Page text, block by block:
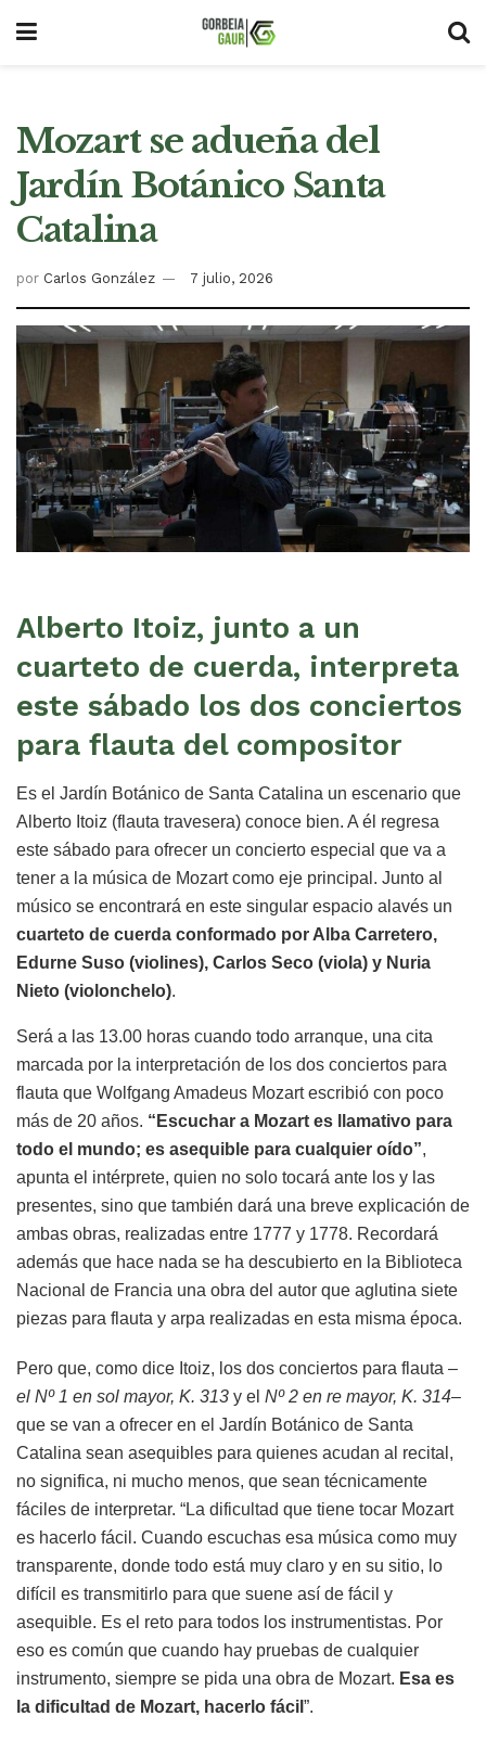
Mozart se adueña del
Jardín Botánico Santa
Catalina
por Carlos González 7 julio, 2026
Alberto Itoiz, junto a un
cuarteto de cuerda, interpreta
este sábado los dos conciertos
para flauta del compositor
Es el Jardín Botánico de Santa Catalina un escenario que
Alberto Itoiz (flauta travesera) conoce bien. A él regresa
este sábado para ofrecer un concierto especial que va a
tener a la música de Mozart como eje principal. Junto al
músico se encontrará en este singular espacio alavés un
cuarteto de cuerda conformado por Alba Carretero,
Edurne Suso (violines), Carlos Seco (viola) y Nuria
Nieto (violonchelo).
Será a las 13.00 horas cuando todo arranque, una cita
marcada por la interpretación de los dos conciertos para
flauta que Wolfgang Amadeus Mozart escribió con poco
más de 20 años. “Escuchar a Mozart es llamativo para
todo el mundo; es asequible para cualquier oído”,
apunta el intérprete, quien no solo tocará ante los y las
presentes, sino que también dará una breve explicación de
ambas obras, realizadas entre 1777 y 1778. Recordará
además que hace nada se ha descubierto en la Biblioteca
Nacional de Francia una obra del autor que aglutina siete
piezas para flauta y arpa realizadas en esta misma época.
Pero que, como dice Itoiz, los dos conciertos para flauta –
el Nº 1 en sol mayor, K. 313 y el Nº 2 en re mayor, K. 314–
que se van a ofrecer en el Jardín Botánico de Santa
Catalina sean asequibles para quienes acudan al recital,
no significa, ni mucho menos, que sean técnicamente
fáciles de interpretar. “La dificultad que tiene tocar Mozart
es hacerlo fácil. Cuando escuchas esa música como muy
transparente, donde todo está muy claro y en su sitio, lo
difícil es transmitirlo para que suene así de fácil y
asequible. Es el reto para todos los instrumentistas. Por
eso es común que cuando hay pruebas de cualquier
instrumento, siempre se pida una obra de Mozart. Esa es
la dificultad de Mozart, hacerlo fácil ”.